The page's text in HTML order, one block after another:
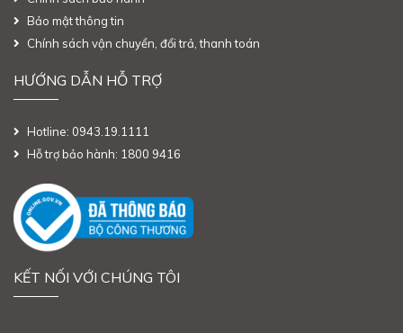
Bảo mật thông tin
Chính sách vận chuyển, đổi trả, thanh toán
HƯỚNG DẪN HỖ TRỢ
Hotline: 0943.19.1111
Hỗ trợ bảo hành: 1800 9416
KẾT NỐI VỚI CHÚNG TÔI